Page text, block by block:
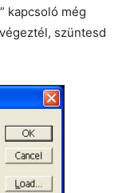
” kapcsoló még
szüntesd